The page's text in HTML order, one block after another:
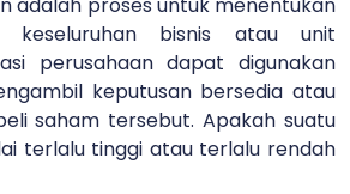
adalah proses untuk menentukan
bisnis atau unit
perusahaan dapat digunakan
keputusan bersedia atau
saham tersebut. Apakah suatu
terlalu tinggi atau terlalu rendah